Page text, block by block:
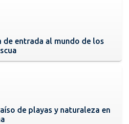
de entrada al mundo de los
de playas y naturaleza en